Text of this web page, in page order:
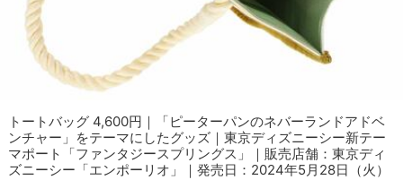
トートバッグ 4,600円｜「ピーターパンのネバーランドアドベ
ンチャー」をテーマにしたグッズ｜東京ディズニーシー新テー
マポート「ファンタジースプリングス」｜販売店舗：東京ディ
ズニーシー「エンポーリオ」｜発売日：2024年5月28日（火）